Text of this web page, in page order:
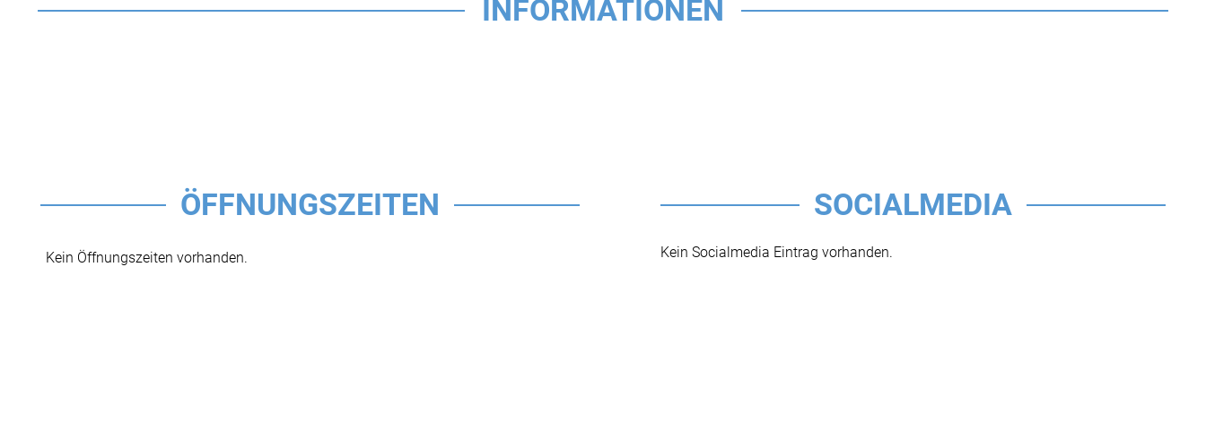
INFORMATIONEN
ÖFFNUNGSZEITEN
Kein Öffnungszeiten vorhanden.
SOCIALMEDIA
Kein Socialmedia Eintrag vorhanden.